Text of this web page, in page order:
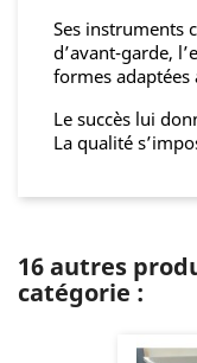
Ses instruments
d’avant-garde,
formes
Le succès lui
La qualité
16 autres
catégorie :